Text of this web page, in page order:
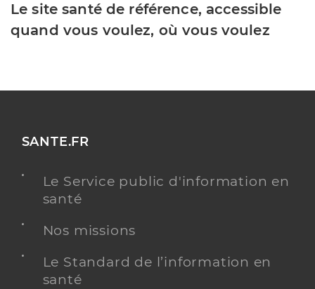
Le site santé de référence, accessible
quand vous voulez, où vous voulez
SANTE.FR
Le Service public d'information en
santé
Nos missions
Le Standard de l’information en
santé